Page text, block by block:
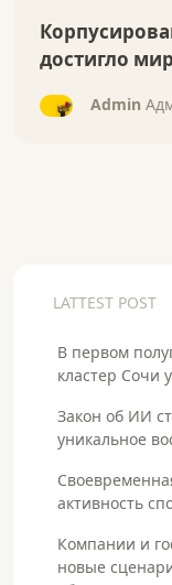
достигло
Admin
LATTEST POST
В первом
кластер Сочи
Закон об ИИ
уникальное
активность
Компании и
новые